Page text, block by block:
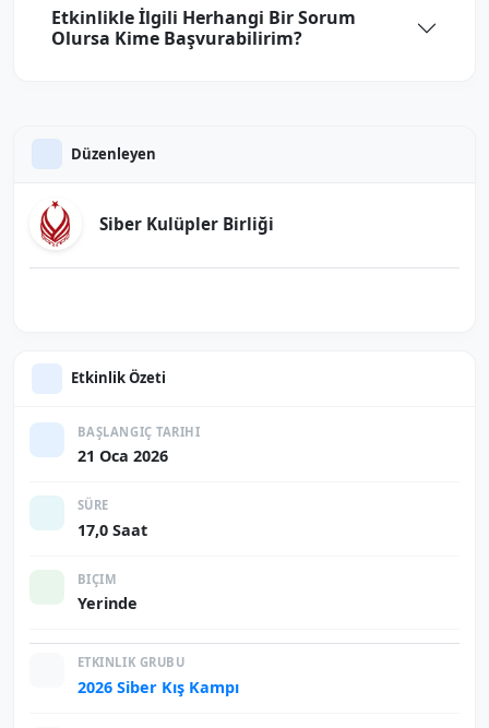
Etkinlikle İlgili Herhangi Bir Sorum
Olursa Kime Başvurabilirim?
Düzenleyen
Siber Kulüpler Birliği
Etkinlik Özeti
BAŞLANGIÇ TARIHI
21 Oca 2026
SÜRE
17,0 Saat
BIÇIM
Yerinde
ETKINLIK GRUBU
2026 Siber Kış Kampı